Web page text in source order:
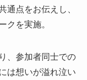
通点をお伝えし、
クを実施。
、参加者同士での
は想いが溢れ泣い